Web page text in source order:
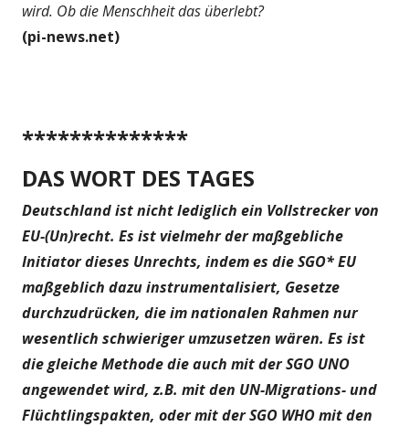
wird. Ob die Menschheit das überlebt?
(pi-news.net)
**************
DAS WORT DES TAGES
Deutschland ist nicht lediglich ein Vollstrecker von
EU-(Un)recht. Es ist vielmehr der maßgebliche
Initiator dieses Unrechts, indem es die SGO* EU
maßgeblich dazu instrumentalisiert, Gesetze
durchzudrücken, die im nationalen Rahmen nur
wesentlich schwieriger umzusetzen wären. Es ist
die gleiche Methode die auch mit der SGO UNO
angewendet wird, z.B. mit den UN-Migrations- und
Flüchtlingspakten, oder mit der SGO WHO mit den